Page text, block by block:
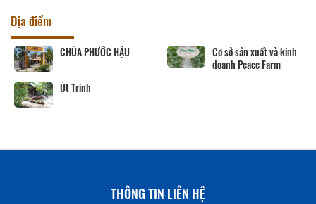
Địa điểm
CHÙA PHƯỚC HẬU
Cơ sở sản xuất và kinh
doanh Peace Farm
Út Trinh
THÔNG TIN LIÊN HỆ